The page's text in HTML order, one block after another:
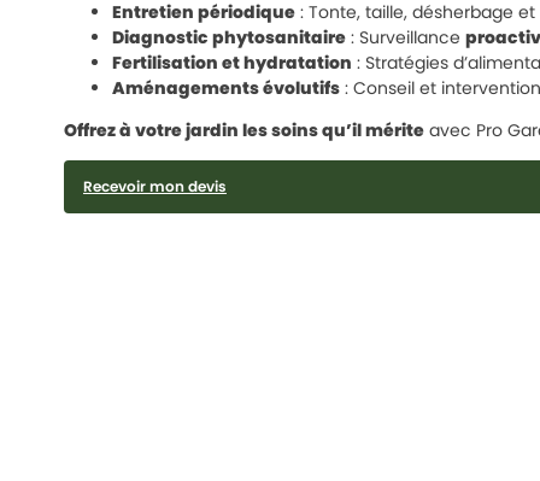
Entretien périodique : Tonte, taille, désherbage
Diagnostic phytosanitaire : Surveillance
Fertilisation et hydratation : Stratégies
Aménagements évolutifs : Conseil et
Offrez à votre jardin les soins qu’il mérite avec Pro
Recevoir mon devis